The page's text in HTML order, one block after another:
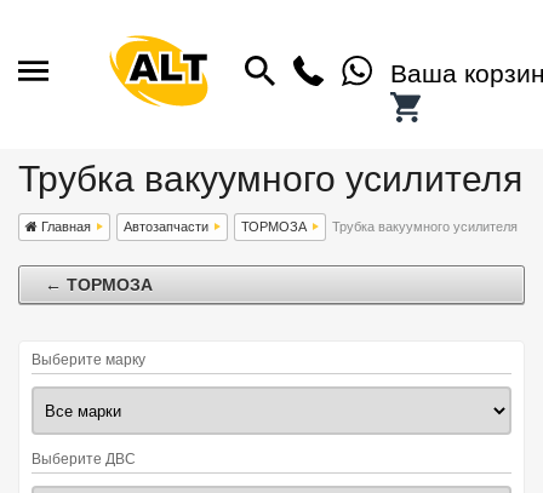
Ваша
Трубка вакуумного усилителя
Главная Автозапчасти ТОРМОЗА Трубка вакуумного усилителя
← ТОРМОЗА
Выберите марку
Выберите ДВС